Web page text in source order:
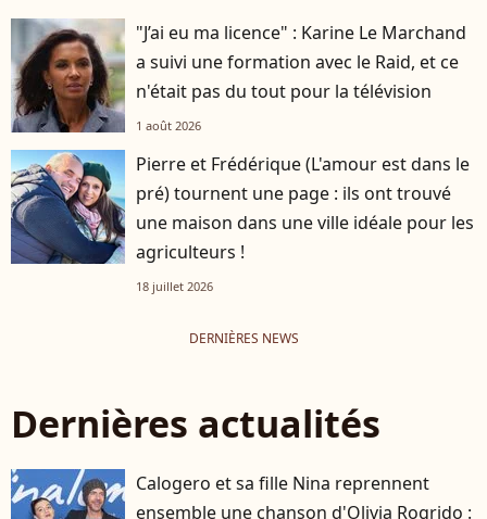
"J’ai eu ma licence" : Karine Le Marchand
a suivi une formation avec le Raid, et ce
n'était pas du tout pour la télévision
1 août 2026
Pierre et Frédérique (L'amour est dans le
pré) tournent une page : ils ont trouvé
une maison dans une ville idéale pour les
agriculteurs !
18 juillet 2026
DERNIÈRES NEWS
Dernières actualités
Calogero et sa fille Nina reprennent
ensemble une chanson d'Olivia Rogrido :